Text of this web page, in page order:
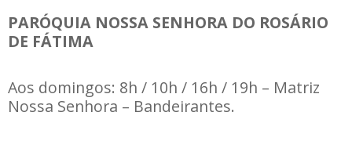
PARÓQUIA NOSSA SENHORA DO ROSÁRIO
DE FÁTIMA
Aos domingos: 8h / 10h / 16h / 19h – Matriz
Nossa Senhora – Bandeirantes.